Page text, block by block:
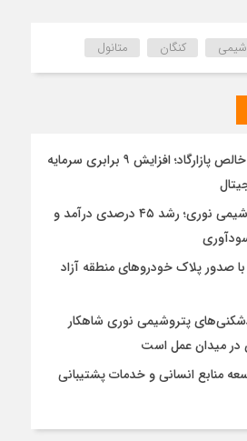
کنگان متانول
رشد ۴۱ درصدی سود خالص پازارگاد؛ افزایش ۹ برابری سرمایه
ثبت سال طلایی پتروشیمی نوری؛ رشد ۴۵ درصدی درآمد و
صدور پلاک خودروهای منطقه آزاد
پتروشیمی نوری شاهکار
میدان عمل است
منابع انسانی و خدمات پشتیبانی